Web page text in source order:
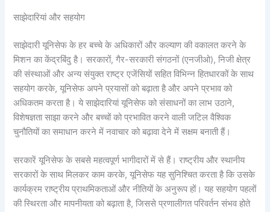
साझेदारियां और सहयोग
साझेदारी यूनिसेफ के हर बच्चे के अधिकारों और कल्याण की वकालत करने के
मिशन का केंद्रबिंदु है। सरकारों, गैर-सरकारी संगठनों (एनजीओ), निजी क्षेत्र
की संस्थाओं और अन्य संयुक्त राष्ट्र एजेंसियों सहित विभिन्न हितधारकों के साथ
सहयोग करके, यूनिसेफ अपने प्रयासों को बढ़ाता है और अपने प्रभाव को
अधिकतम करता है। ये साझेदारियां यूनिसेफ को संसाधनों का लाभ उठाने,
विशेषज्ञता साझा करने और बच्चों को प्रभावित करने वाली जटिल वैश्विक
चुनौतियों का समाधान करने में नवाचार को बढ़ावा देने में सक्षम बनाती हैं।
सरकारें यूनिसेफ के सबसे महत्वपूर्ण भागीदारों में से हैं। राष्ट्रीय और स्थानीय
सरकारों के साथ मिलकर काम करके, यूनिसेफ यह सुनिश्चित करता है कि उसके
कार्यक्रम राष्ट्रीय प्राथमिकताओं और नीतियों के अनुरूप हों। यह सहयोग पहलों
की स्थिरता और मापनीयता को बढ़ाता है, जिससे प्रणालीगत परिवर्तन संभव होते